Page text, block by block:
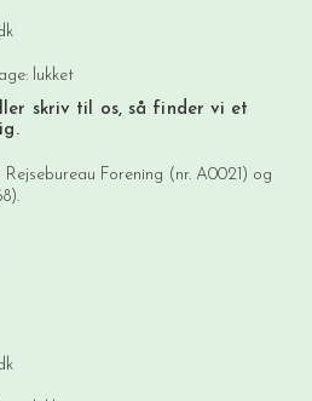
lukket
skriv til os, så finder vi et
Forening (nr. A0021) og